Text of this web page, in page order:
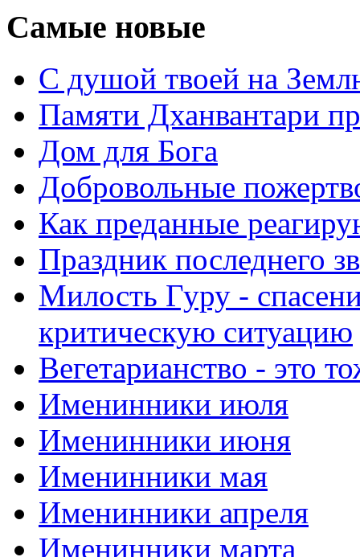
Самые новые
С душой твоей на
Памяти Дханвантари
Дом для Бога
Добровольные
Как преданные
Праздник последнего
Милость Гуру -
критическую ситуацию
Вегетарианство - это
Именинники июля
Именинники июня
Именинники мая
Именинники апреля
Именинники марта